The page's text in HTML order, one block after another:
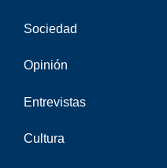
Sociedad
Opinión
Entrevistas
Cultura